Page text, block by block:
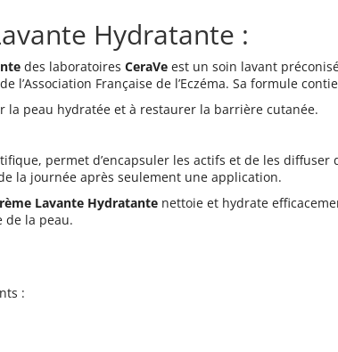
Hydratante :
des laboratoires CeraVe est un soin lavant
Française de l’Eczéma. Sa formule
la peau hydratée et à restaurer la barrière cutanée.
permet d’encapsuler les actifs et de les
la journée après seulement une application.
Lavante Hydratante nettoie et hydrate
de la peau.
: